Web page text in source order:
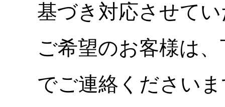
基づき対応させて
ご希望のお客様は
でご連絡ください